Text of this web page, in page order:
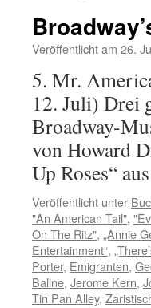
Veröffentlicht am 26.
5. Mr.
12. Juli) Drei
Broadway-
von Howard
Up Roses“
Veröffentlicht unter
"An American Tail",
On The Ritz", „Annie
Entertainment“,
Porter, Emigranten,
Baline, Jerome Kern,
Tin Pan Alley,